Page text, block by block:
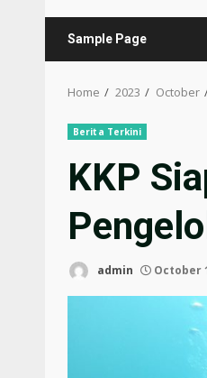
Sample Page
Home 2023 October
Berita Terkini
KKP
admin October